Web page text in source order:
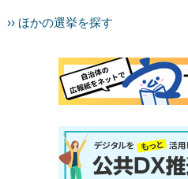
›› ほかの選挙を探す